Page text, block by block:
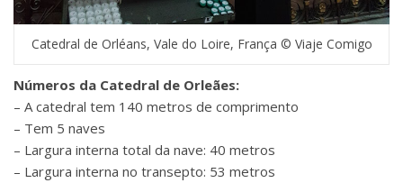
Catedral de Orléans, Vale do Loire, França © Viaje Comigo
Números da Catedral de Orleães:
– A catedral tem 140 metros de comprimento
– Tem 5 naves
– Largura interna total da nave: 40 metros
– Largura interna no transepto: 53 metros